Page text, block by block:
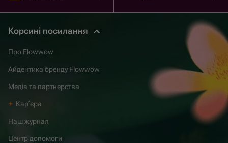
Корсині посилання
Про Flowwow
Айдентика бренду Flowwow
Медіа та партнерства
Карʼєра
Наш журнал
Центр допомоги